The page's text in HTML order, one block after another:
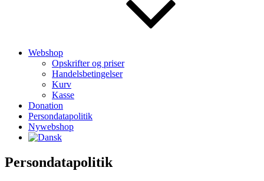
Webshop
Opskrifter og priser
Handelsbetingelser
Kurv
Kasse
Donation
Persondatapolitik
Nywebshop
Persondatapolitik